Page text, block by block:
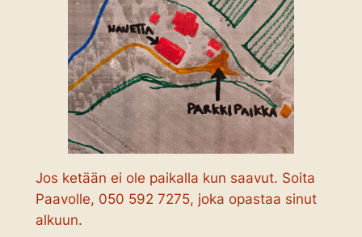
Jos ketään ei ole paikalla kun saavut. Soita
Paavolle, 050 592 7275, joka opastaa sinut
alkuun.